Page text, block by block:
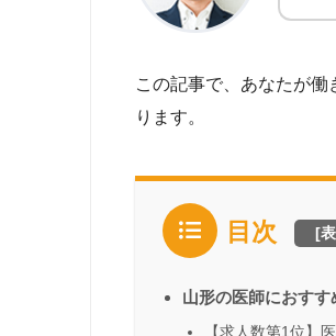
この記事で、あなたが
ります。
目次 [
山形の医師におす
【求人数第1位】